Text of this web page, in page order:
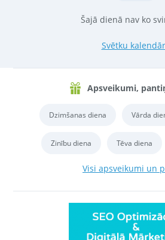
Šajā dienā nav ko
Svētku
Apsveikumi,
Dzimšanas diena Vārda
Zinību diena Tēva diena
Visi apsveikumi un